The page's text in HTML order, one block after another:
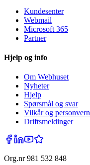
Kundesenter
Webmail
Microsoft 365
Partner
Hjelp og info
Om Webhuset
Nyheter
Hjelp
Spørsmål og svar
Vilkår og personvern
Driftsmeldinger
Org.nr 981 532 848